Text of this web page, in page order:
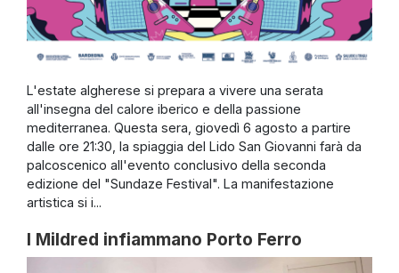
L'estate algherese si prepara a vivere una serata
all'insegna del calore iberico e della passione
mediterranea. Questa sera, giovedì 6 agosto a partire
dalle ore 21:30, la spiaggia del Lido San Giovanni farà da
palcoscenico all'evento conclusivo della seconda
edizione del "Sundaze Festival". La manifestazione
artistica si i...
I Mildred infiammano Porto Ferro